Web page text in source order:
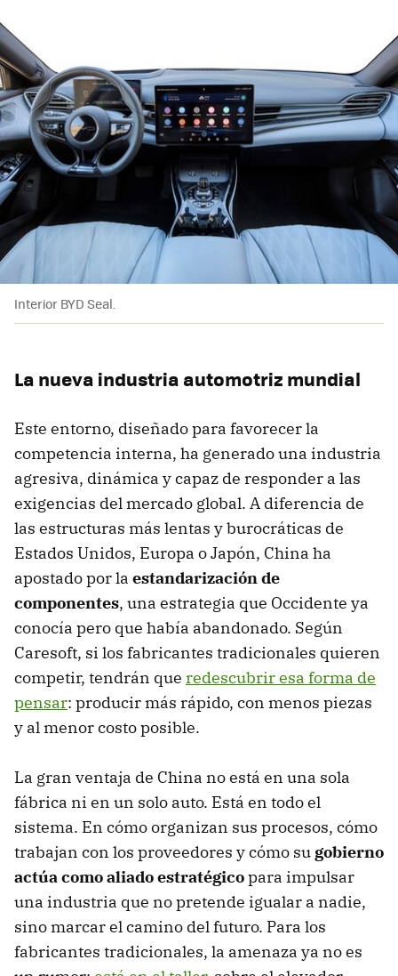
Interior BYD Seal.
La nueva industria automotriz mundial
Este entorno, diseñado para favorecer la
competencia interna, ha generado una industria
agresiva, dinámica y capaz de responder a las
exigencias del mercado global. A diferencia de
las estructuras más lentas y burocráticas de
Estados Unidos, Europa o Japón, China ha
apostado por la estandarización de
componentes, una estrategia que Occidente ya
conocía pero que había abandonado. Según
Caresoft, si los fabricantes tradicionales quieren
competir, tendrán que redescubrir esa forma de
pensar: producir más rápido, con menos piezas
y al menor costo posible.
La gran ventaja de China no está en una sola
fábrica ni en un solo auto. Está en todo el
sistema. En cómo organizan sus procesos, cómo
trabajan con los proveedores y cómo su gobierno
actúa como aliado estratégicopara impulsar
una industria que no pretende igualar a nadie,
sino marcar el camino del futuro. Para los
fabricantes tradicionales, la amenaza ya no es